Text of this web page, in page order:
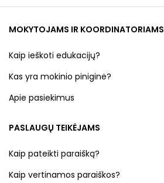
MOKYTOJAMS IR KOORDINATORIAMS
Kaip ieškoti edukacijų?
Kas yra mokinio piniginė?
Apie pasiekimus
PASLAUGŲ TEIKĖJAMS
Kaip pateikti paraišką?
Kaip vertinamos paraiškos?